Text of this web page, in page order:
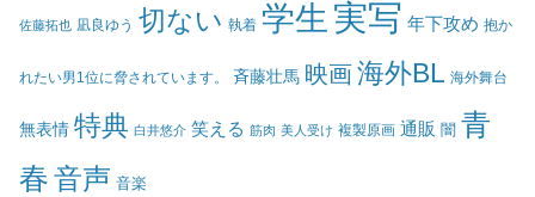
佐藤拓也 凪良ゆう 切ない 執着 学生 実写 年下攻め 抱か
れたい男1位に脅されています。 斉藤壮馬 映画海外BL 海外舞台
無表情 特典 白井悠介 笑える 筋肉 美人受け 複製原画 通販 闇 青
春音声 音楽